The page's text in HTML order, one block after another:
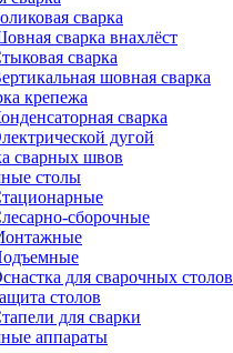
сварка
сварка внахлёст
сварка
шовная сварка
крепежа
сварка
дугой
сварных швов
столы
сборочные
для сварочных столов
столов
для сварки
аппараты